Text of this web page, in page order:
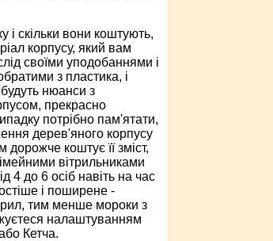
скільки вони коштують,
корпусу, який вам
своїми уподобаннями і
з пластика, і
нюанси з
прекрасно
потрібно пам'ятати,
дерев'яного корпусу
коштує її зміст,
вітрильниками
4 до 6 осіб навіть на час
і поширене -
тим менше мороки з
налаштуванням
Кетча.